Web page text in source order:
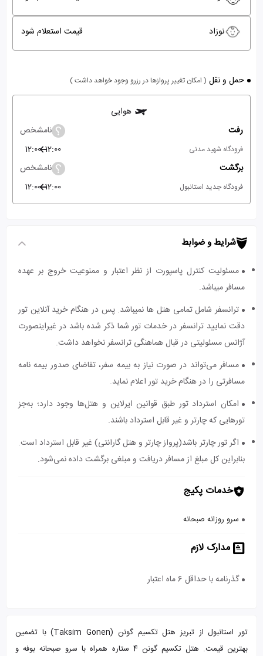
نوزاد قیمت استعلام شود
حمل و نقل ( امکان تغییر پروازها در رزرو وجود خواهد داشت )
هوایی
رفت
نامشخص
فرودگاه شهید مدنی 12:00
12:00
برگشت
نامشخص
فرودگاه جدید استانبول 12:00
12:00
شرایط و ضوابط
مسئولیت کنترل پاسپورت از نظر اعتبار و ممنوعیت خروج بر عهده
مسافر میباشد.
ترانسفر شامل تمامی هتل ها نمیباشد. پس در هنگام خرید آنلاین تور
دقت نمایید ترانسفر در خدمات تور شما ذکر شده باشد در غیراینصورت
آژانس مسئولیتی در قبال هماهنگی ترانسفر نخواهد داشت.
مسافر می‌تواند در صورت نیاز به بیمه سفر، تقاضای صدور بیمه نامه
مسافرتی را در هنگام خرید تور اعلام نماید.
امکان استرداد تور طبق قوانین ایرلاین و هتل‌ها وجود دارد؛ به‌جز
تورهایی که چارتر و غیر قابل استرداد باشند.
اگر تور چارتر باشد(پرواز چارتر و هتل گارانتی) غیر قابل استرداد است.
بنابراین کل مبلغ از مسافر دریافت و مبلغی برگشت داده نمی‌شود.
خدمات پکیج
سرو روزانه صبحانه
مدارک لازم
گذرنامه با حداقل 6 ماه اعتبار
تور استانبول از تبریز هتل تکسیم گونن (Taksim Gonen) با تضمین
بهترین قیمت. هتل تکسیم گونن 4 ستاره همراه با سرو صبحانه بوفه و